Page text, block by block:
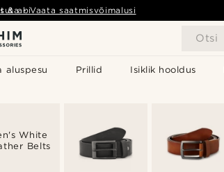
Otsi
aluspesu Prillid Isiklik hooldus
- Vaata saatmisvõimalusi
& abi
White
Belts